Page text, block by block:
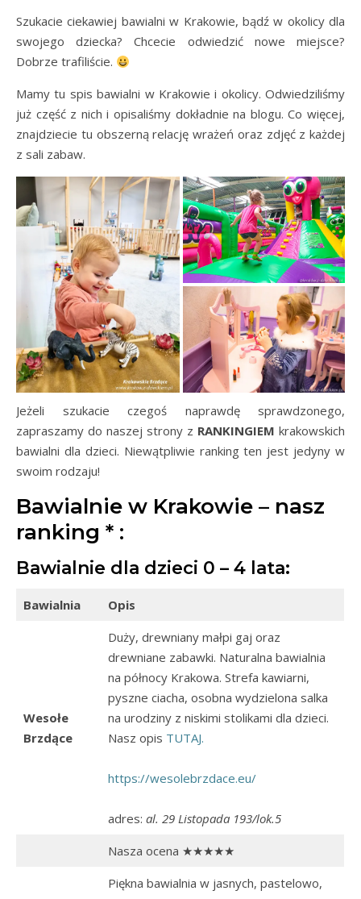
Szukacie ciekawiej bawialni w Krakowie, bądź w okolicy dla
swojego dziecka? Chcecie odwiedzić nowe miejsce?
Dobrze trafiliście.
Mamy tu spis bawialni w Krakowie i okolicy. Odwiedziliśmy
już część z nich i opisaliśmy dokładnie na blogu. Co więcej,
znajdziecie tu obszerną relację wrażeń oraz zdjęć z każdej
z sali zabaw.
Jeżeli szukacie czegoś naprawdę sprawdzonego,
zapraszamy do naszej strony z RANKINGIEM krakowskich
bawialni dla dzieci. Niewątpliwie ranking ten jest jedyny w
swoim rodzaju!
Bawialnie w Krakowie – nasz
ranking * :
Bawialnie dla dzieci 0 – 4 lata:
Bawialnia Opis
Wesołe
Brzdące
Duży, drewniany małpi gaj oraz
drewniane zabawki. Naturalna bawialnia
na północy Krakowa. Strefa kawiarni,
pyszne ciacha, osobna wydzielona salka
na urodziny z niskimi stolikami dla dzieci.
Nasz opis TUTAJ.
https://wesolebrzdace.eu/
adres: al. 29 Listopada 193/lok.5
Nasza ocena ★★★★★
Piękna bawialnia w jasnych, pastelowo,